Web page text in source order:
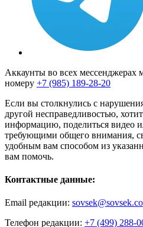
Аккаунты во всех мессенджерах
номеру +7 (985) 189-28-20
Если вы столкнулись с
другой несправедливостью,
информацию, поделиться видео
требующими общего внимания,
удобным вам способом из
вам помочь.
Контактные данные:
Email редакции:
Телефон редакции: +7 (499) 288-